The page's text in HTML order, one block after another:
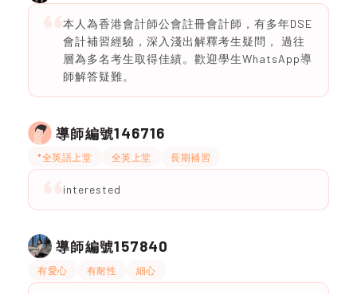
本人為香港會計師公會註冊會計師，有多年DSE
會計補習經驗，深入淺出解釋考生疑問， 過往
層為多名考生取得佳績。歡迎學生WhatsApp導
師解答疑難。
導師編號146716
*全英語上堂 全英上堂 長期補習
interested
導師編號157840
有愛心 有耐性 細心